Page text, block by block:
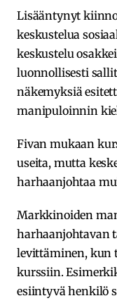
Lisääntynyt
keskustelua
keskustelu
luonnollisesti
näkemyksiä
manipuloinnin
Fivan mukaan
useita, mutta
harhaanjohtaa
Markkinoiden
harhaanjohtavan
levittäminen, kun
kurssiin.
esiintyvä henkilö